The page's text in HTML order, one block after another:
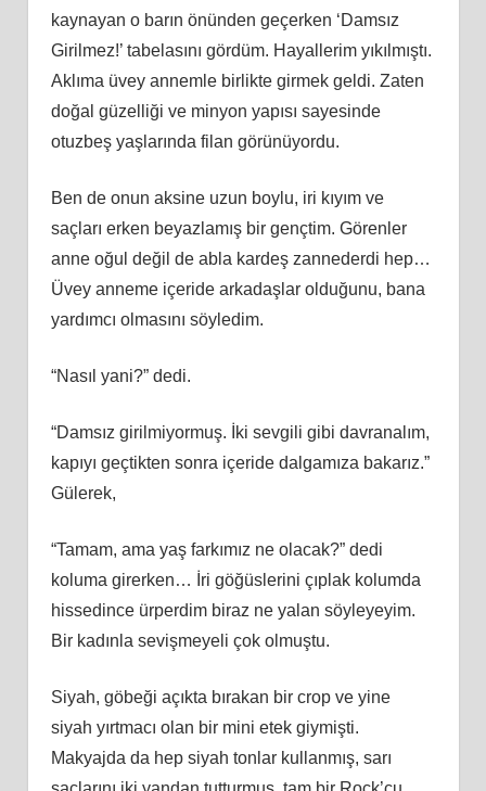
kaynayan o barın önünden geçerken ‘Damsız
Girilmez!’ tabelasını gördüm. Hayallerim yıkılmıştı.
Aklıma üvey annemle birlikte girmek geldi. Zaten
doğal güzelliği ve minyon yapısı sayesinde
otuzbeş yaşlarında filan görünüyordu.
Ben de onun aksine uzun boylu, iri kıyım ve
saçları erken beyazlamış bir gençtim. Görenler
anne oğul değil de abla kardeş zannederdi hep…
Üvey anneme içeride arkadaşlar olduğunu, bana
yardımcı olmasını söyledim.
“Nasıl yani?” dedi.
“Damsız girilmiyormuş. İki sevgili gibi davranalım,
kapıyı geçtikten sonra içeride dalgamıza bakarız.”
Gülerek,
“Tamam, ama yaş farkımız ne olacak?” dedi
koluma girerken… İri göğüslerini çıplak kolumda
hissedince ürperdim biraz ne yalan söyleyeyim.
Bir kadınla sevişmeyeli çok olmuştu.
Siyah, göbeği açıkta bırakan bir crop ve yine
siyah yırtmacı olan bir mini etek giymişti.
Makyajda da hep siyah tonlar kullanmış, sarı